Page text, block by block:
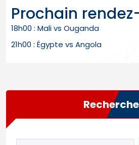
Prochain
18h00 : Mali vs Ouganda
21h00 : Égypte vs Angola